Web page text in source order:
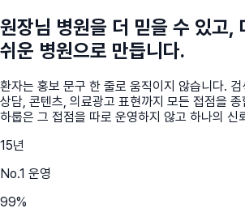
원장님 병원을 더 믿을 수 있고,
쉬운 병원으로 만듭니다.
환자는 홍보 문구 한 줄로 움직이지 않습니다. 검
상담, 콘텐츠, 의료광고 표현까지 모든 접점을
하룹은 그 접점을 따로 운영하지 않고 하나의 신
15년
No.1 운영
99%